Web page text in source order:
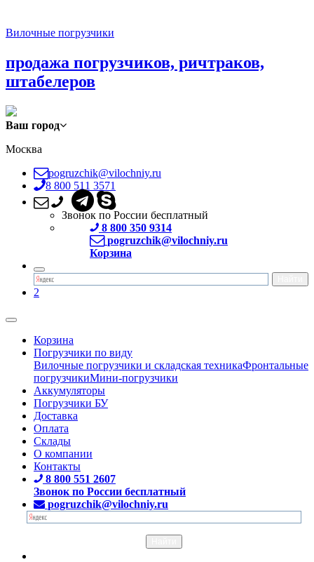
Вилочные погрузчики
продажа погрузчиков, ричтраков,
штабелеров
Ваш город
Москва
pogruzchik@vilochniy.ru
8 800 511 3571
Звонок по России бесплатный
8 800 350 9314
pogruzchik@vilochniy.ru
Корзина
2
Корзина
Погрузчики по виду
Вилочные погрузчики и складская техникаФронтальные
погрузчикиМини-погрузчики
Аккумуляторы
Погрузчики БУ
Доставка
Оплата
Склады
О компании
Контакты
8 800 551 2607
Звонок по России бесплатный
pogruzchik@vilochniy.ru